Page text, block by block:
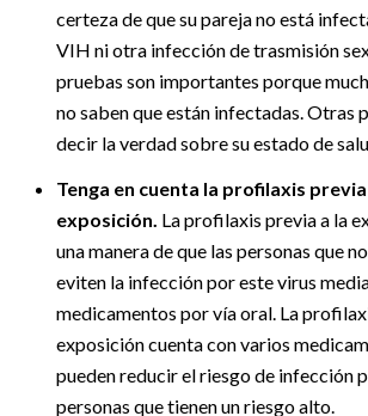
certeza de que su pareja no está
VIH ni otra infección de trasmisión
pruebas son importantes porque
no saben que están infectadas. Otras
decir la verdad sobre su estado de
Tenga en cuenta la profilaxis previa
exposición. La profilaxis previa a la
una manera de que las personas que
eviten la infección por este virus
medicamentos por vía oral. La
exposición cuenta con varios
pueden reducir el riesgo de infección
personas que tienen un riesgo alto.